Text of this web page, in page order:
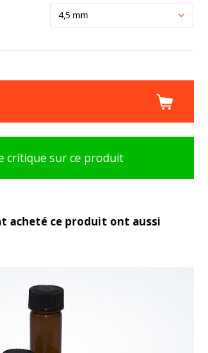
4,5 mm
critique sur ce produit
acheté ce produit ont aussi